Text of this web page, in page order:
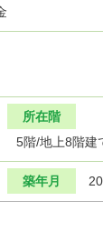
所在階
5階/地上8階建
築年月